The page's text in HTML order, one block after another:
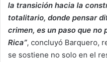
la transición hacia la
totalitario, donde pensar
crimen, es un paso que no
Rica”, concluyó Barquero,
se sostiene no solo en el